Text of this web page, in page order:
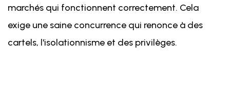
marchés qui fonctionnent correctement. Cela
exige une saine concurrence qui renonce à des
cartels, l'isolationnisme et des privilèges.